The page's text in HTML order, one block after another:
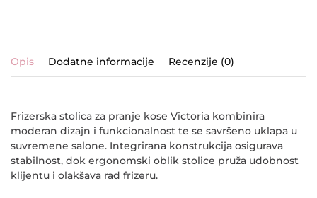
Opis Dodatne informacije Recenzije (0)
Frizerska stolica za pranje kose Victoria kombinira
moderan dizajn i funkcionalnost te se savršeno uklapa u
suvremene salone. Integrirana konstrukcija osigurava
stabilnost, dok ergonomski oblik stolice pruža udobnost
klijentu i olakšava rad frizeru.